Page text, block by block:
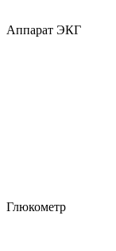
Аппарат ЭКГ
Глюкометр